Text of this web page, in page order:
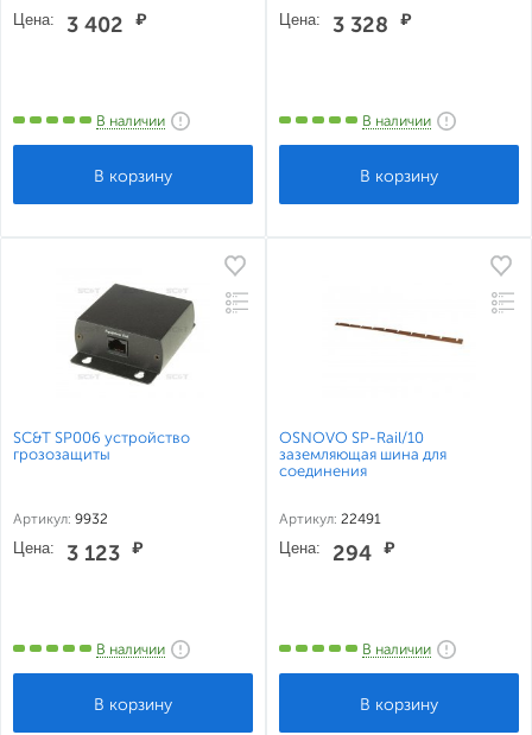
Цена: 3 402 ₽
В наличии
Цена: 3 328 ₽
В наличии
SC&T SP006 устройство
грозозащиты
Артикул: 9932
Цена: 3 123 ₽
В наличии
OSNOVO SP-Rail/10
заземляющая шина для
соединения
Артикул: 22491
Цена: 294 ₽
В наличии